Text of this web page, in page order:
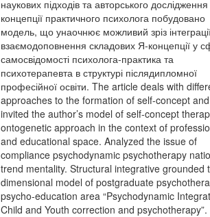
наукових підходів та авторського
концепції практичного психолога побудовано
модель, що унаочнює можливий зріз
взаємодоповнення складових Я-концепції у
самосвідомості психолога-практика та
психотерапевта в структурі післядипломної
професійної освіти. The article deals with
approaches to the formation of self-concept and
invited the author’s model of self-concept
ontogenetic approach in the context of
and educational space. Analyzed the issue of
compliance psychodynamic psychotherapy
trend mentality. Structural integrative grounded
dimensional model of postgraduate
psycho-education area “Psychodynamic
Child and Youth correction and psychotherapy”.